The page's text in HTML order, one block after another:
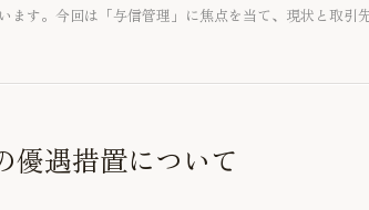
ます。今回は「与信管理」に焦点を当て、現状と取引
優遇措置について